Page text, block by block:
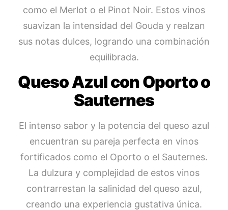
como el Merlot o el Pinot Noir. Estos vinos
suavizan la intensidad del Gouda y realzan
sus notas dulces, logrando una combinación
equilibrada.
Queso Azul con Oporto o
Sauternes
El intenso sabor y la potencia del queso azul
encuentran su pareja perfecta en vinos
fortificados como el Oporto o el Sauternes.
La dulzura y complejidad de estos vinos
contrarrestan la salinidad del queso azul,
creando una experiencia gustativa única.